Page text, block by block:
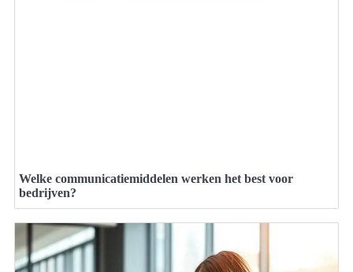
Welke communicatiemiddelen werken het best voor
bedrijven?